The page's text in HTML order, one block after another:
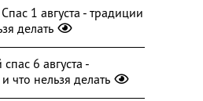
1 августа - традиции
делать
6 августа -
что нельзя делать